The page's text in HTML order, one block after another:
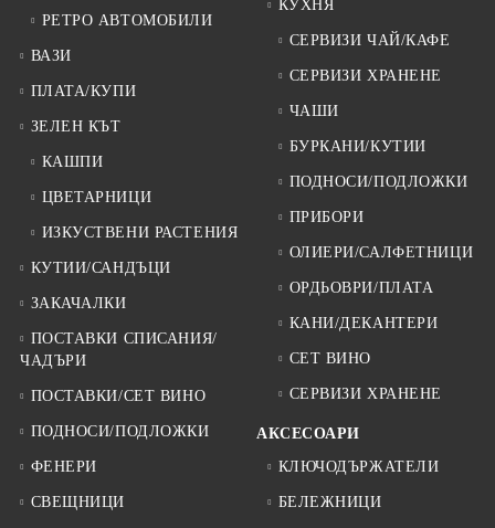
РЕТРО АВТОМОБИЛИ
ВАЗИ
ПЛАТА/КУПИ
ЗЕЛЕН КЪТ
КАШПИ
ЦВЕТАРНИЦИ
ИЗКУСТВЕНИ РАСТЕНИЯ
КУТИИ/САНДЪЦИ
ЗАКАЧАЛКИ
ПОСТАВКИ СПИСАНИЯ/
ЧАДЪРИ
ПОСТАВКИ/СЕТ ВИНО
ПОДНОСИ/ПОДЛОЖКИ
ФЕНЕРИ
СВЕЩНИЦИ
КУХНЯ
СЕРВИЗИ ЧАЙ/КАФЕ
СЕРВИЗИ ХРАНЕНЕ
ЧАШИ
БУРКАНИ/КУТИИ
ПОДНОСИ/ПОДЛОЖКИ
ПРИБОРИ
ОЛИЕРИ/САЛФЕТНИЦИ
ОРДЬОВРИ/ПЛАТА
КАНИ/ДЕКАНТЕРИ
СЕТ ВИНО
СЕРВИЗИ ХРАНЕНЕ
АКСЕСОАРИ
КЛЮЧОДЪРЖАТЕЛИ
БЕЛЕЖНИЦИ